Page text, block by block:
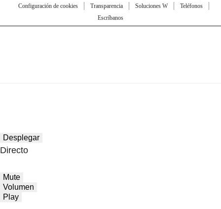
Configuración de cookies
Transparencia Soluciones W
Teléfonos
Escríbanos
Desplegar
Directo
Mute
Volumen
Play